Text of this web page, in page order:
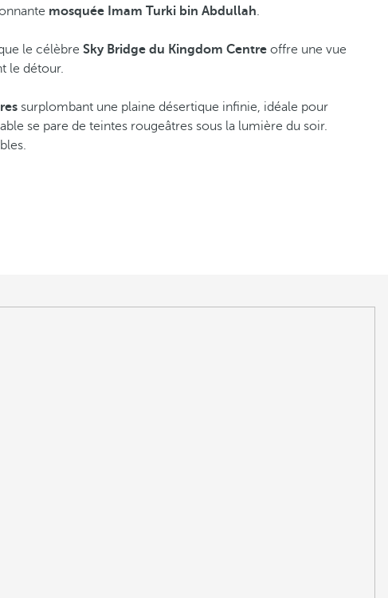
mosquée Imam Turki bin Abdullah.
le célèbre Sky Bridge du Kingdom Centre offre une vue
le détour.
surplombant une plaine désertique infinie, idéale pour
se pare de teintes rougeâtres sous la lumière du soir.